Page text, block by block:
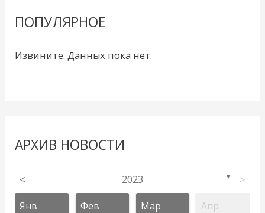
ПОПУЛЯРНОЕ
Извините. Данных пока нет.
АРХИВ НОВОСТИ
< 2023 ▼ >
Янв Фев Мар Апр